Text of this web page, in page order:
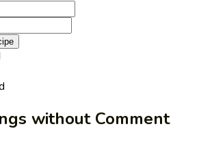
without Comment